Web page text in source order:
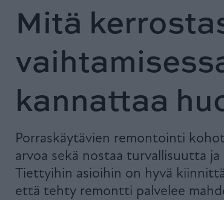
Mitä
kannattaa
Porraskäytävien remontointi
arvoa sekä nostaa turvallisuutta
Tiettyihin asioihin on hyvä
että tehty remontti palvelee